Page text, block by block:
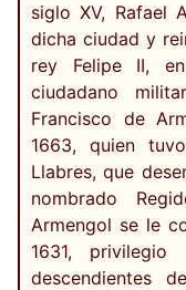
siglo XV, Rafael
dicha ciudad y
rey Felipe II,
ciudadano
Francisco de
1663, quien
Llabres, que
nombrado
Armengol se le
1631,
descendientes